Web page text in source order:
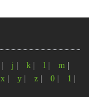
j k l m
x y z 0 1